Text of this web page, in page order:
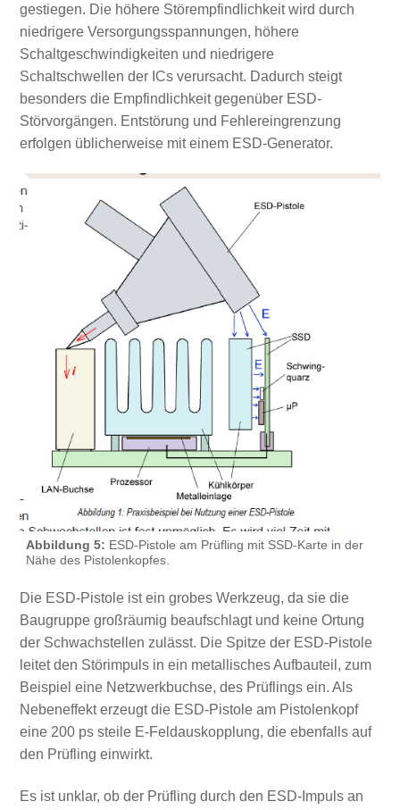
gestiegen. Die höhere Störempfindlichkeit wird durch
niedrigere Versorgungsspannungen, höhere
Schaltgeschwindigkeiten und niedrigere
Schaltschwellen der ICs verursacht. Dadurch steigt
besonders die Empfindlichkeit gegenüber ESD-
Störvorgängen. Entstörung und Fehlereingrenzung
erfolgen üblicherweise mit einem ESD-Generator.
Abbildung 5: ESD-Pistole am Prüfling mit SSD-Karte in der
Nähe des Pistolenkopfes.
Die ESD-Pistole ist ein grobes Werkzeug, da sie die
Baugruppe großräumig beaufschlagt und keine Ortung
der Schwachstellen zulässt. Die Spitze der ESD-Pistole
leitet den Störimpuls in ein metallisches Aufbauteil, zum
Beispiel eine Netzwerkbuchse, des Prüflings ein. Als
Nebeneffekt erzeugt die ESD-Pistole am Pistolenkopf
eine 200 ps steile E-Feldauskopplung, die ebenfalls auf
den Prüfling einwirkt.
Es ist unklar, ob der Prüfling durch den ESD-Impuls an